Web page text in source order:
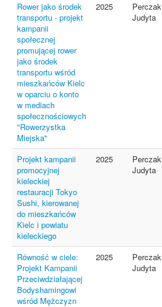
Rower jako środek
transportu - projekt
kampanii
społecznej
promującej rower
jako środek
transportu wśród
mieszkańców Kielc
w oparciu o konto
w mediach
społecznościowych
"Rowerzystka
Miejska"
2025
Perczak
Judyta
Projekt kampanii
promocyjnej
kieleckiej
restauracji Tokyo
Sushi, kierowanej
do mieszkańców
Kielc i powiatu
kieleckiego
2025
Perczak
Judyta
Równość w ciele:
Projekt Kampanii
Przeciwdziałającej
Bodyshamingowi
wśród Mężczyzn
2025
Perczak
Judyta